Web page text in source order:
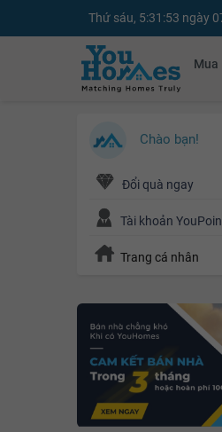
Thứ sáu, 5:31:55 ngày
Mua
Chào bạn!
Đổi quà ngay
Tài khoản
Trang cá nhân